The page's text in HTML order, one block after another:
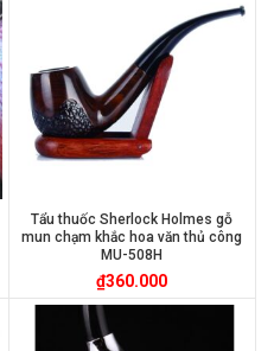
Tẩu thuốc Sherlock Holmes gỗ
mun chạm khắc hoa văn thủ công
MU-508H
₫360.000